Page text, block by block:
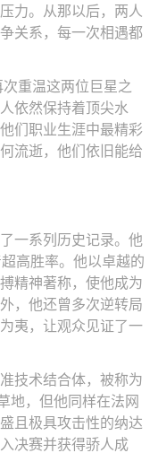
力。从那以后，两人
关系，每一次相遇都
重温这两位巨星之
依然保持着顶尖水
们职业生涯中最精彩
流逝，他们依旧能给
一系列历史记录。他
高胜率。他以卓越的
精神著称，使他成为
，他还曾多次逆转局
夷，让观众见证了一
技术结合体，被称为
地，但他同样在法网
且极具攻击性的纳达
决赛并获得骄人成